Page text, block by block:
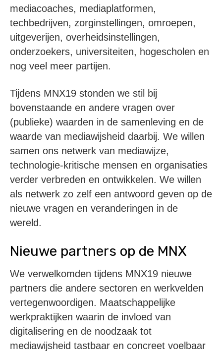
mediacoaches, mediaplatformen,
techbedrijven, zorginstellingen, omroepen,
uitgeverijen, overheidsinstellingen,
onderzoekers, universiteiten, hogescholen en
nog veel meer partijen.
Tijdens MNX19 stonden we stil bij
bovenstaande en andere vragen over
(publieke) waarden in de samenleving en de
waarde van mediawijsheid daarbij. We willen
samen ons netwerk van mediawijze,
technologie-kritische mensen en organisaties
verder verbreden en ontwikkelen. We willen
als netwerk zo zelf een antwoord geven op de
nieuwe vragen en veranderingen in de
wereld.
Nieuwe partners op de MNX
We verwelkomden tijdens MNX19 nieuwe
partners die andere sectoren en werkvelden
vertegenwoordigen. Maatschappelijke
werkpraktijken waarin de invloed van
digitalisering en de noodzaak tot
mediawijsheid tastbaar en concreet voelbaar